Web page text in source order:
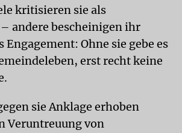
kritisieren sie als
andere bescheinigen ihr
Ohne sie gebe es
erst recht keine
sie Anklage erhoben
Veruntreuung von